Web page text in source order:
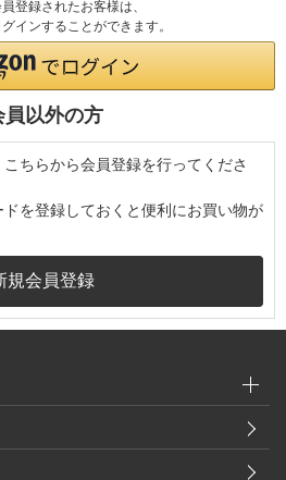
登録されたお客様は、
インすることができます。
以外の方
ちらから会員登録を行ってくださ
を登録しておくと便利にお買い物が